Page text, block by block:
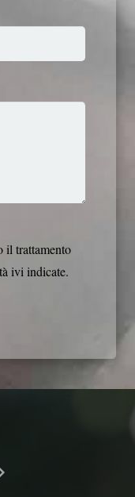
il trattamento
ivi indicate.